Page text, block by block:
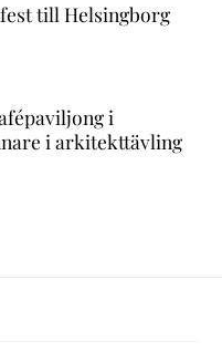
till Helsingborg
i
i arkitekttävling